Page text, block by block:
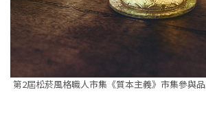
第2屆松菸風格職人市集《質本主義》市集參與